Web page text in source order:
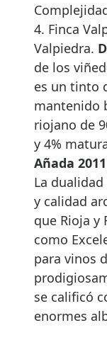
4. Finca
Valpiedra.
de los
es un tinto
mantenido
riojano de
y 4%
Añada 2011
La
y calidad
que Rioja y
como
para vinos
se calificó
enormes